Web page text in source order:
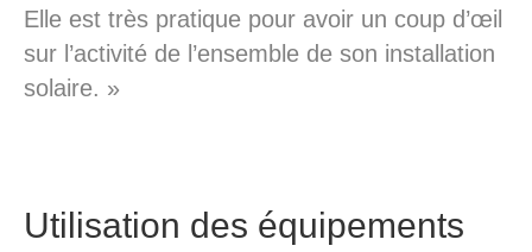
Elle est très pratique pour avoir un coup d’œil
sur l’activité de l’ensemble de son installation
solaire. »
Utilisation des équipements